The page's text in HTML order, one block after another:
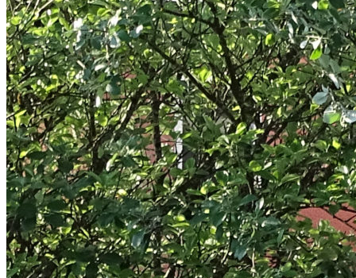
Video Player is loading.
Play Video
Pause
Skip Backward
Unmute
Current TimeÂ0:06
/
DurationÂ0:26
Loaded:100.00%
Stream TypeÂLIVE
Seek to live, currently behind liveLIVE
Remaining TimeÂ-0:20
Â
1x
Playback Rate